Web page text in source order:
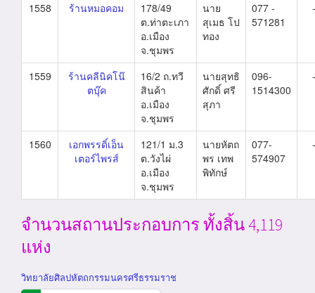
1558 ร้านหมอคอม
178/49
ต.ท่าตะเภา
อ.เมือง
จ.ชุมพร
นาย
สุเมธ โป
ทอง
077 -
571281
-
1559
ร้านคลีนิคโน๊
ตบุ๊ค
16/2 ถ.ทวี
สินค้า
อ.เมือง
จ.ชุมพร
นายสุทธิ
ศักดิ์ ศรี
สุภา
096-
1514300
-
1560
เอกพรรดิ์เอ็น
เตอร์ไพรส์
121/1 ม.3
ต.วังไผ่
อ.เมือง
จ.ชุมพร
นายหัตถ
พร เทพ
พิทักษ์
077-
574907
-
จำนวนสถานประกอบการ ทั้งสิ้น 4,119
แห่ง
วิทยาลัยศิลปหัตถกรรมนครศรีธรรมราช